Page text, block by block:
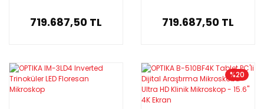
719.687,50 TL 719.687,50 TL
%20